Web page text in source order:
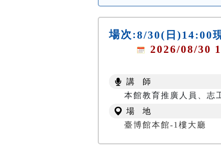
場次:8/30(日)14:00
2026/08/30
講 師
本館教育推廣人員、志
場 地
臺博館本館-1樓大廳